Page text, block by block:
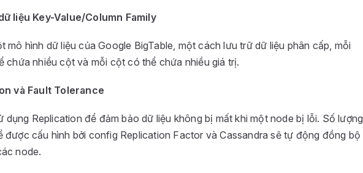
liệu Key-Value/Column Family
mô hình dữ liệu của Google BigTable, một cách lưu trữ dữ liệu phân cấp, mỗi
chứa nhiều cột và mỗi cột có thể chứa nhiều giá trị.
và Fault Tolerance
dụng Replication để đảm bảo dữ liệu không bị mất khi một node bị lỗi. Số lượng
được cấu hình bởi config Replication Factor và Cassandra sẽ tự động đồng bộ
node.